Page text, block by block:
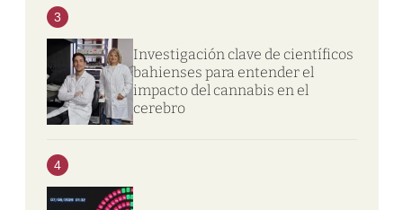
3
Investigación clave de científicos
bahienses para entender el
impacto del cannabis en el
cerebro
4